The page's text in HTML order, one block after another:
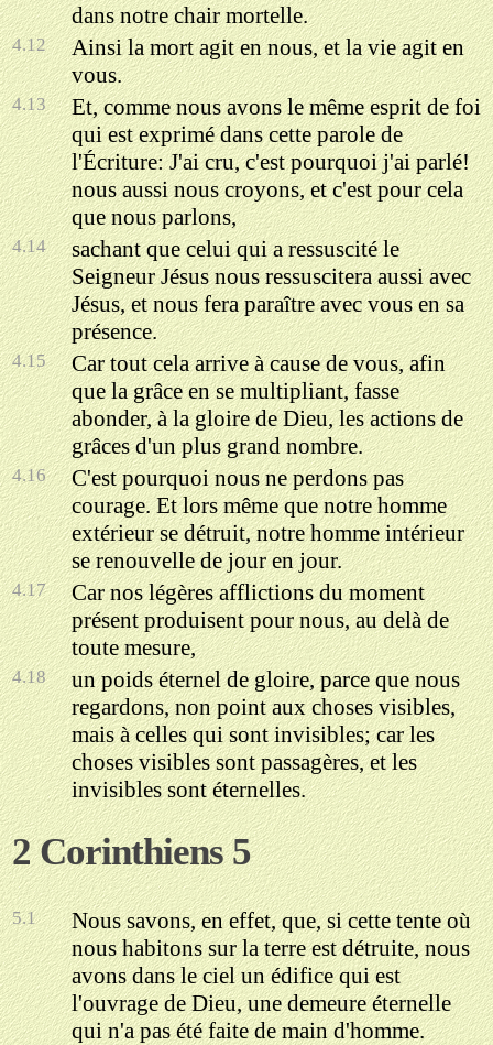
dans notre chair mortelle.
4.12
Ainsi la mort agit en nous, et la vie agit en
vous.
4.13
Et, comme nous avons le même esprit de foi
qui est exprimé dans cette parole de
l'Écriture: J'ai cru, c'est pourquoi j'ai parlé!
nous aussi nous croyons, et c'est pour cela
que nous parlons,
4.14
sachant que celui qui a ressuscité le
Seigneur Jésus nous ressuscitera aussi avec
Jésus, et nous fera paraître avec vous en sa
présence.
4.15
Car tout cela arrive à cause de vous, afin
que la grâce en se multipliant, fasse
abonder, à la gloire de Dieu, les actions de
grâces d'un plus grand nombre.
4.16
C'est pourquoi nous ne perdons pas
courage. Et lors même que notre homme
extérieur se détruit, notre homme intérieur
se renouvelle de jour en jour.
4.17
Car nos légères afflictions du moment
présent produisent pour nous, au delà de
toute mesure,
4.18
un poids éternel de gloire, parce que nous
regardons, non point aux choses visibles,
mais à celles qui sont invisibles; car les
choses visibles sont passagères, et les
invisibles sont éternelles.
2 Corinthiens 5
5.1
Nous savons, en effet, que, si cette tente où
nous habitons sur la terre est détruite, nous
avons dans le ciel un édifice qui est
l'ouvrage de Dieu, une demeure éternelle
qui n'a pas été faite de main d'homme.